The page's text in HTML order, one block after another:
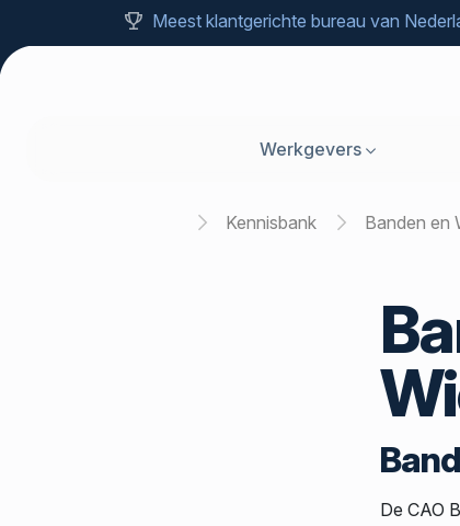
Meest klantgerichte bureau van
Werkgevers
Home Kennisbank Banden
De CAO